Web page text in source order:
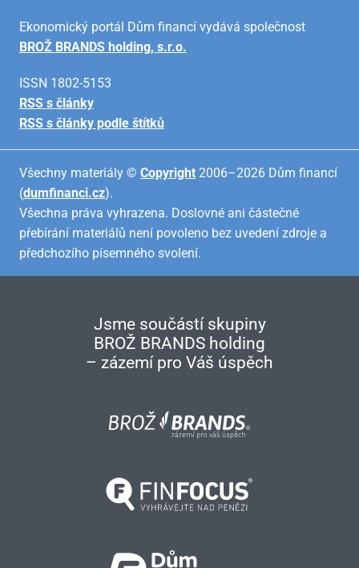
Ekonomický portál Dům financí vydává společnost
BROŽ BRANDS holding, s.r.o.
ISSN 1802-5153
RSS s články
RSS s články podle štítků
Všechny materiály © Copyright 2006–2026 Dům financí
(dumfinanci.cz).
Všechna práva vyhrazena. Doslovné ani částečné
přebírání materiálů není povoleno bez uvedení zdroje a
předchozího písemného svolení.
Jsme součástí skupiny
BROŽ BRANDS holding
– zázemí pro Váš úspěch